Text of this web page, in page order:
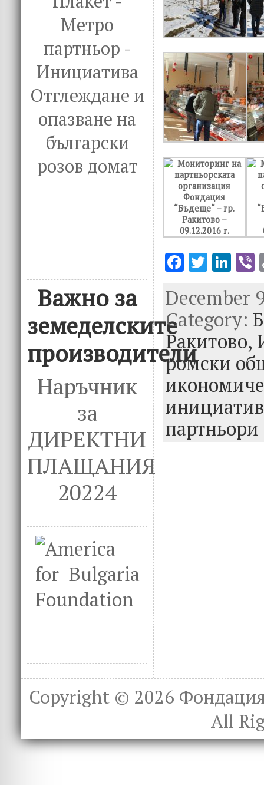
Метро
партньор -
Инициатива
Отглеждане и
опазване на
български
розов домат
Важно за
земеделските
производители
Наръчник
за
ДИРЕКТНИ
ПЛАЩАНИЯ
20224
F
e
b
o
o
k
T
it
te
r
Li
k
e
dI
n
December
Category:
Ракитово,
ромски
партньори
Copyright © 2026
All